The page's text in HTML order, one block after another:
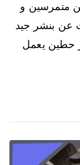
متمرسين و
عن بنشر جيد
حطين يعمل